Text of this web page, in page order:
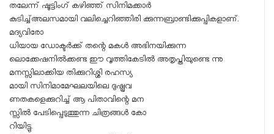
തലേന്ന് ഷൂട്ടിംഗ് കഴിഞ്ഞ് സിനിമക്കാർ
കുടിച്ച്അലസമായി വലിച്ചെറിഞ്ഞിരി ക്കുന്നബ്രാണ്ടിക്കുപ്പികളാണ്.
മദ്യവിരോ
ധിയായ ഡോക്ടർക്ക് തന്റെ മകൾ അഭിനയിക്കുന്ന
ലൊക്കേഷനിൽക്കണ്ട ഈ വൃത്തികേടിൽ അതൃപ്തിയുണ്ടെ ന്നു
മനസ്സിലാക്കിയ തിക്കുറിശ്ശി രഹസ്യ
മായി സിനിമാമേഘലയിലെ ദുഷ്പ്രവ
ണതകളെക്കുറിച്ച് ആ പിതാവിന്റെ മന
സ്സിൽ പേടിപ്പെടുത്തുന്ന ചിത്രങ്ങൾ കോ
റിയിട്ടു.